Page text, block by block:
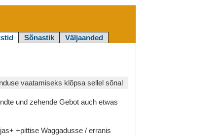
Sõnastik Väljaanded
vaatamiseks klõpsa sellel sõnal
und zehende Gebot auch etwas
+pittise Waggadusse / erranis